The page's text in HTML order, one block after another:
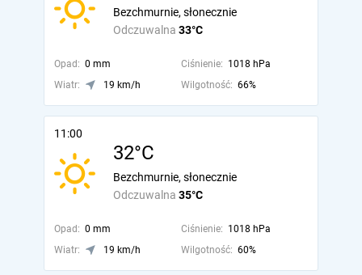
Odczuwalna 33°C
Bezchmurnie, słonecznie
Opad: 0 mm Ciśnienie: 1018 hPa
Wiatr:
19 km/h Wilgotność: 66%
11:00
32°C
Odczuwalna 35°C
Bezchmurnie, słonecznie
Opad: 0 mm Ciśnienie: 1018 hPa
Wiatr:
19 km/h Wilgotność: 60%